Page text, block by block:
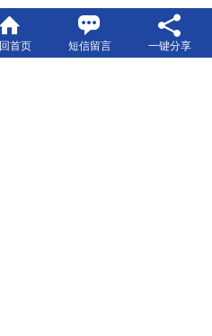
首页 短信留言 一键分享